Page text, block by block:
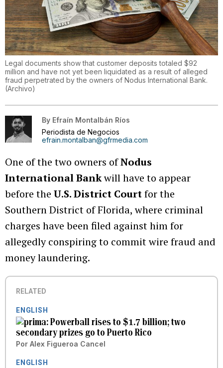
Legal documents show that customer deposits totaled $92
million and have not yet been liquidated as a result of alleged
fraud perpetrated by the owners of Nodus International Bank.
(Archivo)
By Efraín Montalbán Ríos
Periodista de Negocios
efrain.montalban@gfrmedia.com
One of the two owners ofNodus
International Bankwill have to appear
before the U.S. District Courtfor the
Southern District of Florida, where criminal
charges have been filed against him for
allegedly conspiring to commit wire fraud and
money laundering.
RELATED
ENGLISH
Powerball rises to $1.7 billion; two
secondary prizes go to Puerto Rico
Por Alex Figueroa Cancel
ENGLISH